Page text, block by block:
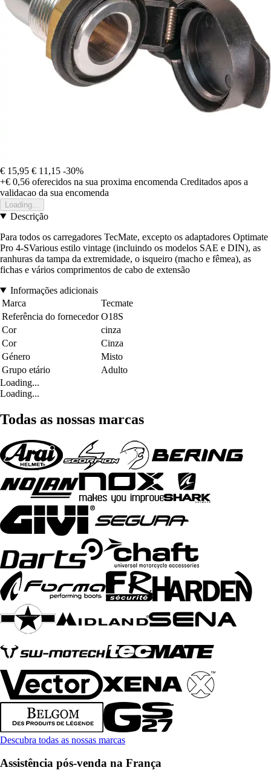
€ 15,95 € 11,15 -30%
+€ 0,56 oferecidos na sua proxima encomenda Creditados apos a
validacao da sua encomenda
Loading...
Descrição
Para todos os carregadores TecMate, excepto os adaptadores Optimate
Pro 4-SVarious estilo vintage (incluindo os modelos SAE e DIN), as
ranhuras da tampa da extremidade, o isqueiro (macho e fêmea), as
fichas e vários comprimentos de cabo de extensão
Informações adicionais
Marca
Tecmate
Referência do fornecedor O18S
Cor
cinza
Cor
Cinza
Género
Misto
Grupo etário
Adulto
Loading...
Loading...
Todas as nossas marcas
Descubra todas as nossas marcas
Assistência pós-venda na França